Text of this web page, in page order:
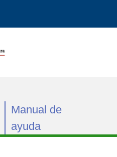
Manual de
ayuda